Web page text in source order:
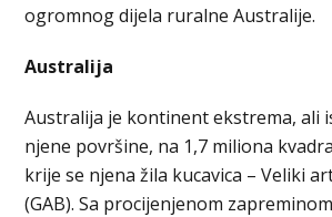
ogromnog dijela ruralne Australije.
Australija
Australija je kontinent ekstrema, ali
njene površine, na 1,7 miliona
krije se njena žila kucavica – Veliki
(GAB). Sa procijenjenom